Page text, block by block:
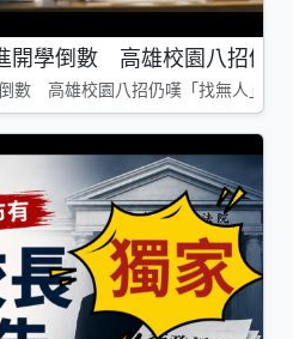
開學倒數 高雄校園八招仍
數 高雄校園八招仍嘆「找無人」